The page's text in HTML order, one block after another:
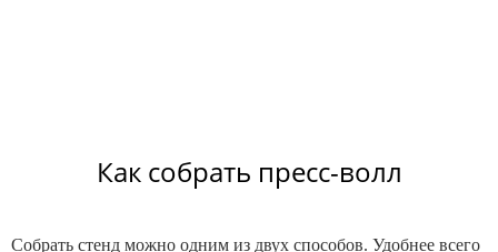
Как собрать пресс-волл
Собрать стенд можно одним из двух способов. Удобнее всего